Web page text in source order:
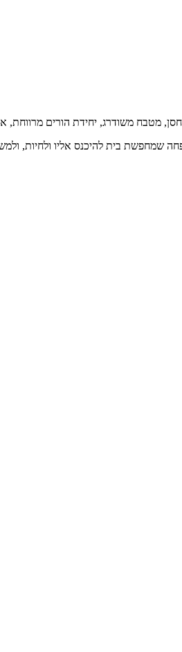
שמחפשת בית להיכנס אליו ולחיות,